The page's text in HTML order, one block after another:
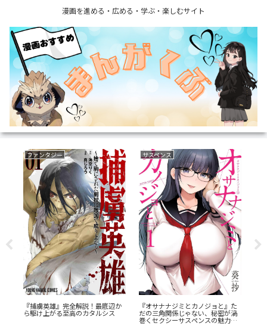
漫画を進める・広める・学ぶ・楽しむサイト
ボーイズラブ(BL)
『たまらないのは恋なのか』徹底
育児・子育て
蒼井まもる『ふつうの女の子』レ
ビュー。母としての葛藤と、娘の
成長に涙が止まらない